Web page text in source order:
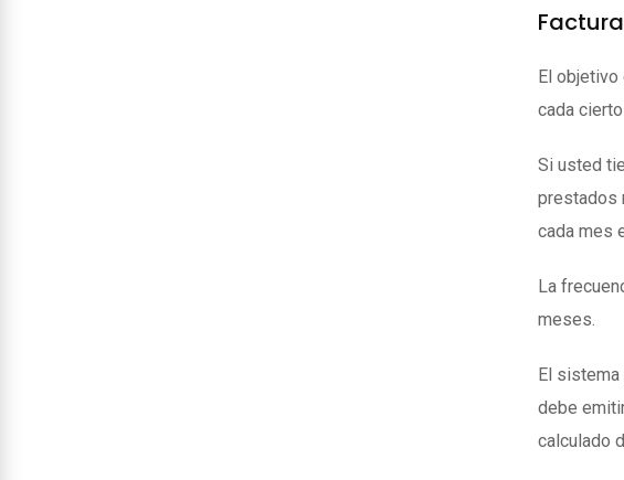
El
cada
Si usted
prestados
cada mes
La
meses.
El sistema
debe
calculado